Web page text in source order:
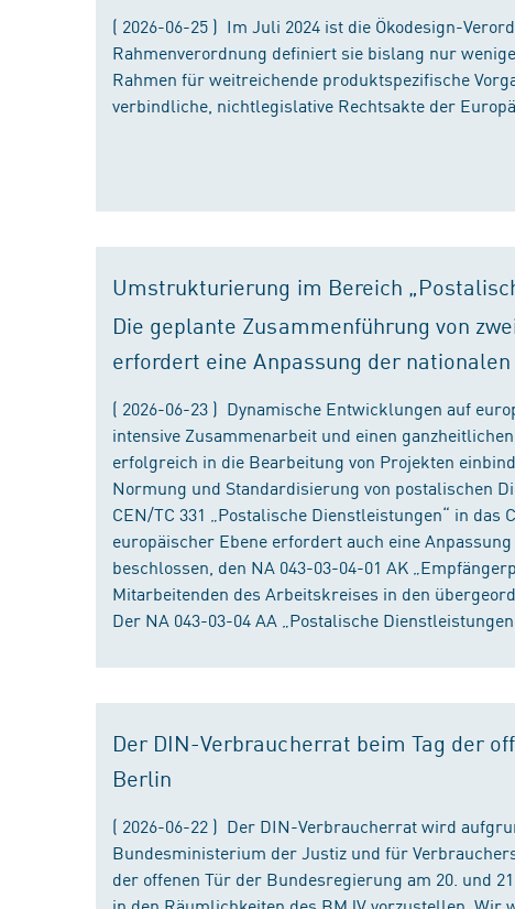
( 2026-06-25 ) Im Juli 2024 ist die Ökodesign-
Rahmenverordnung definiert sie bislang nur
Rahmen für weitreichende produktspezifische
verbindliche, nichtlegislative Rechtsakte der
Umstrukturierung im Bereich
Die geplante Zusammenführung von
erfordert eine Anpassung der
( 2026-06-23 ) Dynamische Entwicklungen auf
intensive Zusammenarbeit und einen
erfolgreich in die Bearbeitung von Projekten
Normung und Standardisierung von postalischen
CEN/TC 331 „Postalische Dienstleistungen“ in
europäischer Ebene erfordert auch eine
beschlossen, den NA 043-03-04-01 AK
Mitarbeitenden des Arbeitskreises in den
Der NA 043-03-04 AA „Postalische
Der DIN-Verbraucherrat beim Tag der
Berlin
( 2026-06-22 ) Der DIN-Verbraucherrat wird
Bundesministerium der Justiz und für
der offenen Tür der Bundesregierung am 20. und